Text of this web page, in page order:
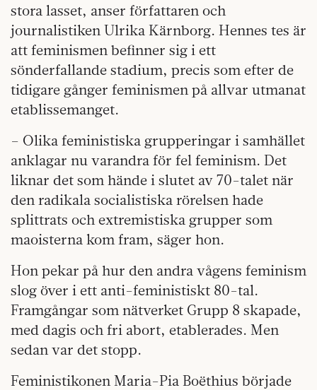
stora lasset, anser författaren och
journalistiken Ulrika Kärnborg. Hennes tes är
att feminismen befinner sig i ett
sönderfallande stadium, precis som efter de
tidigare gånger feminismen på allvar utmanat
etablissemanget.
– Olika feministiska grupperingar i samhället
anklagar nu varandra för fel feminism. Det
liknar det som hände i slutet av 70-talet när
den radikala socialistiska rörelsen hade
splittrats och extremistiska grupper som
maoisterna kom fram, säger hon.
Hon pekar på hur den andra vågens feminism
slog över i ett anti-feministiskt 80-tal.
Framgångar som nätverket Grupp 8 skapade,
med dagis och fri abort, etablerades. Men
sedan var det stopp.
Feministikonen Maria-Pia Boëthius började